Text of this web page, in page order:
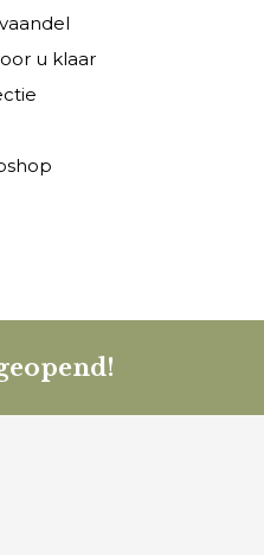
u klaar